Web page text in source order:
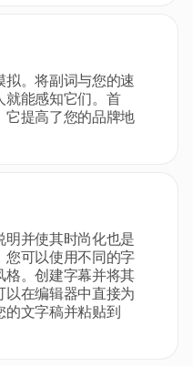
拟。将副词与您的速
就能感知它们。首
它提高了您的品牌地
明并使其时尚化也是
您可以使用不同的字
格。创建字幕并将其
以在编辑器中直接为
的文字稿并粘贴到